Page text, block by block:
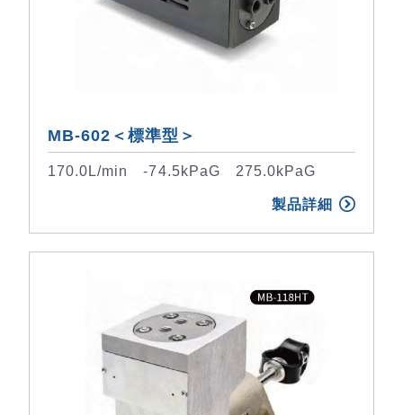
MB-602＜標準型＞
170.0L/min -74.5kPaG 275.0kPaG
製品詳細